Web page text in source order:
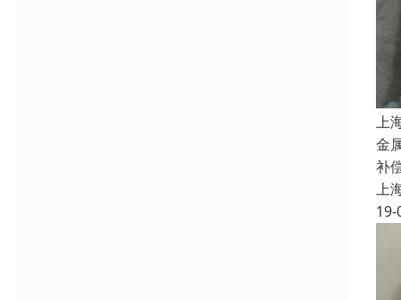
上
金
补
上
19-